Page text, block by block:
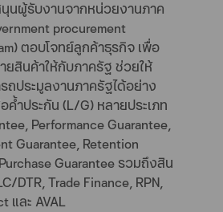
นผู้รับงานจากหน่วยงานภาค
procurement
ตอบโจทย์ลูกค้าธุรกิจ เพื่อ
สินค้าให้กับภาครัฐ ช่วยให้
ถประมูลงานภาครัฐได้อย่าง
ำประกัน (L/G) หลายประเภท
Performance Guarantee,
Guarantee, Retention
Guarantee รวมถึงสิน
DTR, Trade Finance, RPN,
และ AVAL